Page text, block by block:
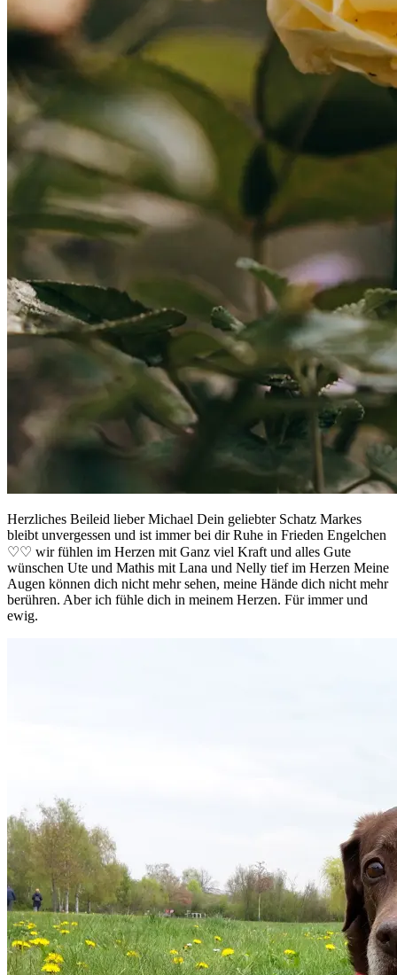
Herzliches Beileid lieber Michael Dein geliebter Schatz Markes
bleibt unvergessen und ist immer bei dir Ruhe in Frieden Engelchen
♡♡ wir fühlen im Herzen mit Ganz viel Kraft und alles Gute
wünschen Ute und Mathis mit Lana und Nelly tief im Herzen Meine
Augen können dich nicht mehr sehen, meine Hände dich nicht mehr
berühren. Aber ich fühle dich in meinem Herzen. Für immer und
ewig.